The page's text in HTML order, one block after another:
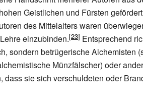
Geistlichen und Fürsten
des Mittelalters waren
einzubinden.
Entsprechend
sondern betrügerische Alchemisten
Münzfälscher) oder
sie sich verschuldeten oder